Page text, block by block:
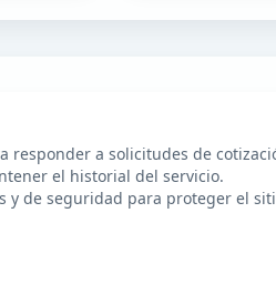
responder a solicitudes de
el historial del servicio.
y de seguridad para proteger el